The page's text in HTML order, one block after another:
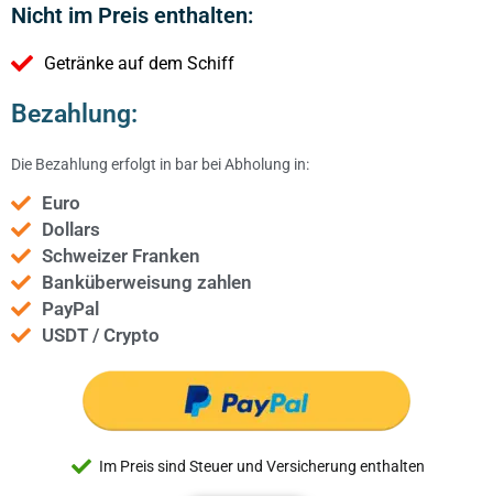
Nicht im Preis enthalten:
Getränke auf dem Schiff
Bezahlung:
Die Bezahlung erfolgt in bar bei Abholung in:
Euro
Dollars
Schweizer Franken
Banküberweisung zahlen
PayPal
USDT / Crypto
Im Preis sind Steuer und Versicherung enthalten